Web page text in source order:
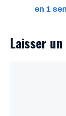
en 1
Laisser